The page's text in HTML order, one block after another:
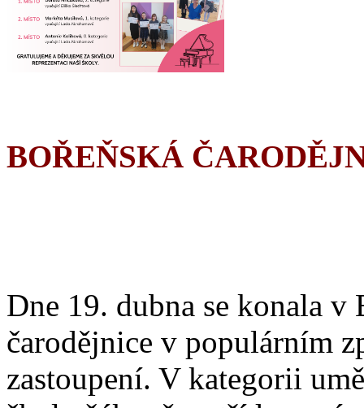
BOŘEŇSKÁ
Dne 19. dubna se konala v
čarodějnice v populárním
zastoupení. V kategorii